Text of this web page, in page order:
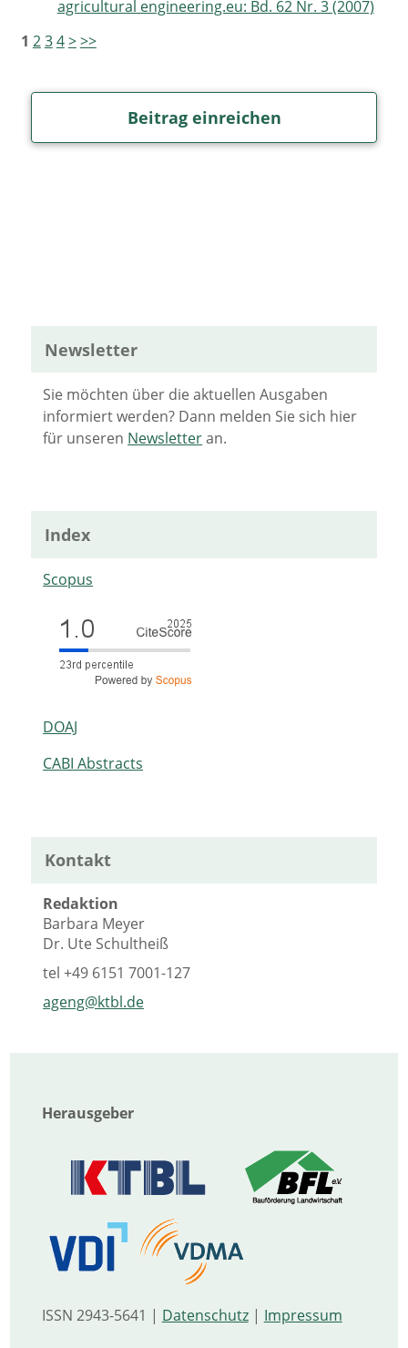
agricultural engineering.eu: Bd. 62 Nr. 3 (2007)
1 234>>>
Beitrag einreichen
Newsletter
Sie möchten über die aktuellen Ausgaben
informiert werden? Dann melden Sie sich hier
für unseren Newsletteran.
Index
Scopus
DOAJ
CABI Abstracts
Kontakt
Redaktion
Barbara Meyer
Dr. Ute Schultheiß
tel+49 6151 7001-127
ageng@ktbl.de
Herausgeber
ISSN 2943-5641 | Datenschutz| Impressum